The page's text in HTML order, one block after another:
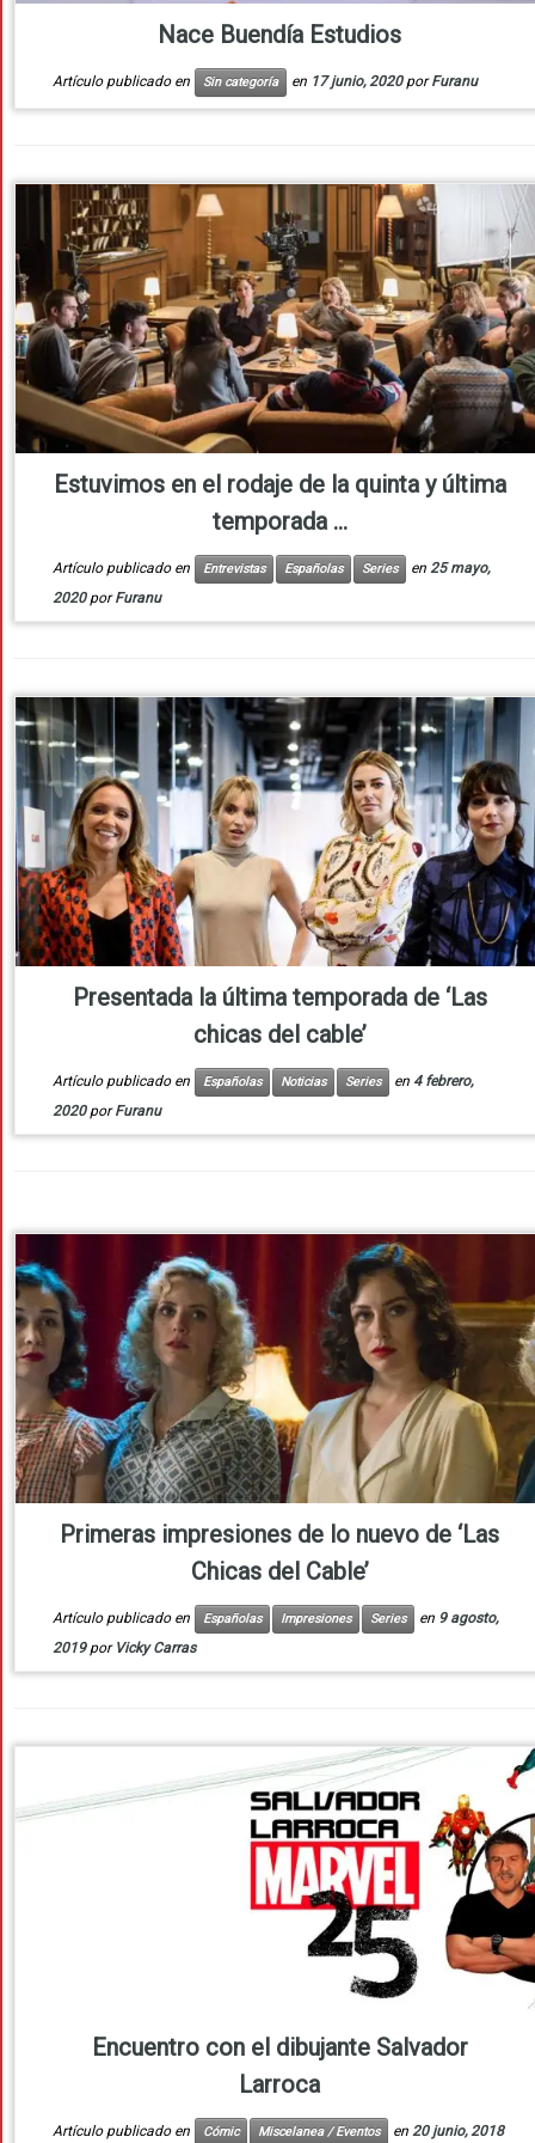
Nace Buendía Estudios
Artículo publicado en Sin categoría en 17 junio, 2020 porFuranu
Estuvimos en el rodaje de la quinta y última
temporada ...
Artículo publicado en Entrevistas Españolas Series en 25 mayo,
2020 porFuranu
Presentada la última temporada de ‘Las
chicas del cable’
Artículo publicado en Españolas Noticias Series en 4 febrero,
2020 porFuranu
Primeras impresiones de lo nuevo de ‘Las
Chicas del Cable’
Artículo publicado en Españolas Impresiones Series en 9 agosto,
2019 por Vicky Carras
Encuentro con el dibujante Salvador
Larroca
Artículo publicado en Cómic Miscelanea / Eventos en 20 junio, 2018